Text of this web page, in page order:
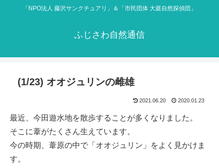
「NPO法人 藤沢サンクチュアリ」＆「市民団体 大庭自然探偵団」
ふじさわ自然通信
(1/23) オオジュリンの雌雄
2021.06.20 2020.01.23
最近、今田遊水地を散歩することが多くなりました。
そこに葦がたくさん生えています。
今の時期、葦原の中で「オオジュリン」をよく見かけま
す。